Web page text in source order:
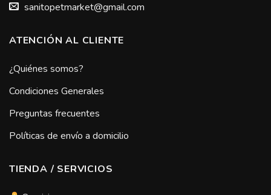
sanitopetmarket@gmail.com
ATENCIÓN AL CLIENTE
¿Quiénes somos?
Condiciones Generales
Preguntas frecuentes
Políticas de envío a domicilio
TIENDA / SERVICIOS